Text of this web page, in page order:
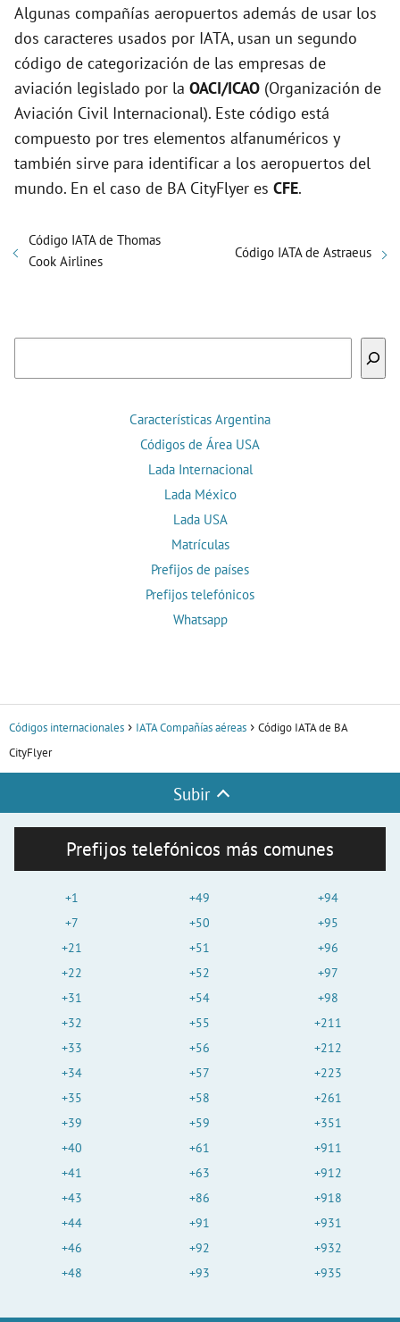
Algunas compañías aeropuertos además de usar los
dos caracteres usados por IATA, usan un segundo
código de categorización de las empresas de
aviación legislado por la OACI/ICAO (Organización de
Aviación Civil Internacional). Este código está
compuesto por tres elementos alfanuméricos y
también sirve para identificar a los aeropuertos del
mundo. En el caso de BA CityFlyer es CFE.
Código IATA de Thomas
Cook Airlines
Código IATA de Astraeus
Características Argentina
Códigos de Área USA
Lada Internacional
Lada México
Lada USA
Matrículas
Prefijos de países
Prefijos telefónicos
Whatsapp
Códigos internacionales IATA Compañías aéreas
Código IATA de BA
CityFlyer
Subir
Prefijos telefónicos más comunes
+1
+7
+21
+22
+31
+32
+33
+34
+35
+39
+40
+41
+43
+44
+46
+48
+49
+50
+51
+52
+54
+55
+56
+57
+58
+59
+61
+63
+86
+91
+92
+93
+94
+95
+96
+97
+98
+211
+212
+223
+261
+351
+911
+912
+918
+931
+932
+935